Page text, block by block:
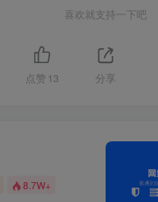
喜欢就支持一下吧
点赞 13 分享
8.7W+